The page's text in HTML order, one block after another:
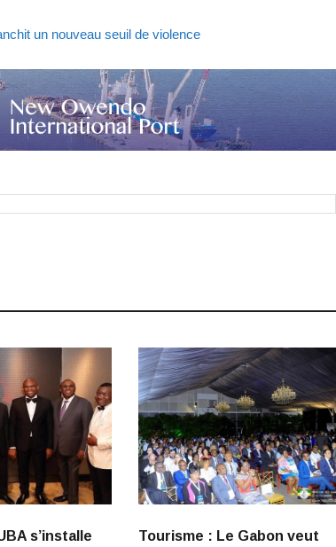
un nouveau seuil de violence
s’installe
Tourisme : Le Gabon veut